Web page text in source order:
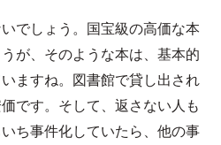
でしょう。国宝級の高価な本
が、そのような本は、基本的
ますね。図書館で貸し出され
です。そして、返さない人も
ち事件化していたら、他の事